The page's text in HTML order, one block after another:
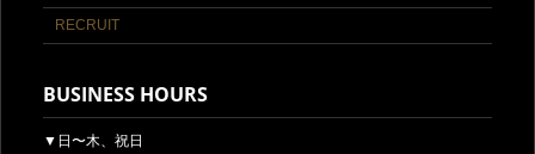
RECRUIT
BUSINESS HOURS
▼日〜木、祝日